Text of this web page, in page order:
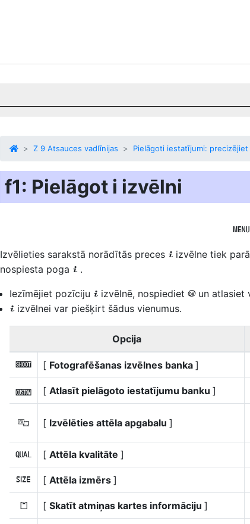
Z 9 Atsauces vadlīnijas Pielāgoti iestatījumi:
f1: Pielāgot i izvēlni
G
Izvēlieties sarakstā norādītās preces i izvēlne tiek
nospiesta poga i .
Iezīmējiet pozīciju i izvēlnē, nospiediet J un atlasiet
i izvēlnei var piešķirt šādus vienumus.
Opcija
n [ Fotografēšanas izvēlnes banka ]
j [ Atlasīt pielāgoto iestatījumu banku ]
J [ Izvēlēties attēla apgabalu ]
8 [ Attēla kvalitāte ]
o [ Attēla izmērs ]
N [ Skatīt atmiņas kartes informāciju ]